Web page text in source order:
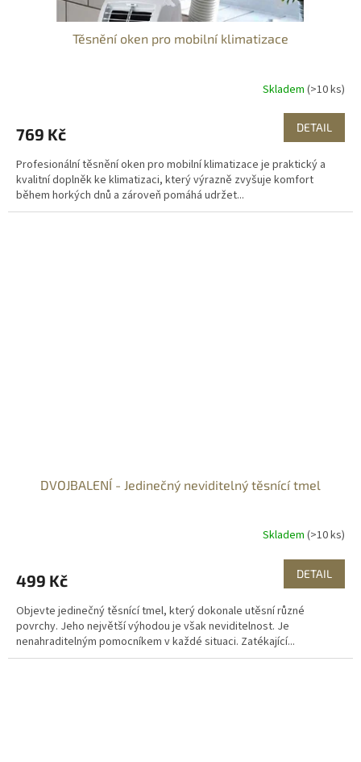
Těsnění oken pro mobilní klimatizace
Skladem (>10 ks)
769 Kč DETAIL
Profesionální těsnění oken pro mobilní klimatizace je praktický a
kvalitní doplněk ke klimatizaci, který výrazně zvyšuje komfort
během horkých dnů a zároveň pomáhá udržet...
DVOJBALENÍ - Jedinečný neviditelný těsnící tmel
Skladem (>10 ks)
499 Kč DETAIL
Objevte jedinečný těsnící tmel, který dokonale utěsní různé
povrchy. Jeho největší výhodou je však neviditelnost. Je
nenahraditelným pomocníkem v každé situaci. Zatékající...